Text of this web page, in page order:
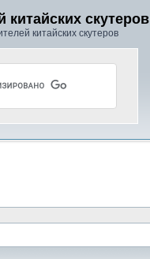
китайских скутеров
китайских скутеров